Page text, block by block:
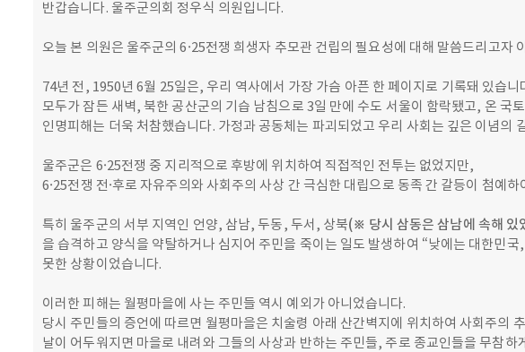
반갑습니다. 울주군의회 정우식 의원입니다.
오늘 본 의원은 울주군의 6·25전쟁 희생자 추모관 건립의 필요성에 대해 말씀드리고자
74년 전, 1950년 6월 25일은, 우리 역사에서 가장 가슴 아픈 한 페이지로 기록돼 있습니
모두가 잠든 새벽, 북한 공산군의 기습 남침으로 3일 만에 수도 서울이 함락됐고, 온 국
인명피해는 더욱 처참했습니다. 가정과 공동체는 파괴되었고 우리 사회는 깊은 이념의
울주군은 6·25전쟁 중 지리적으로 후방에 위치하여 직접적인 전투는 없었지만,
6·25전쟁 전·후로 자유주의와 사회주의 사상 간 극심한 대립으로 동족 간 갈등이 첨예
특히 울주군의 서부 지역인 언양, 삼남, 두동, 두서, 상북(※ 당시 삼동은 삼남에 속해 있
을 습격하고 양식을 약탈하거나 심지어 주민을 죽이는 일도 발생하여 “낮에는 대한민
못한 상황이었습니다.
이러한 피해는 월평마을에 사는 주민들 역시 예외가 아니었습니다.
당시 주민들의 증언에 따르면 월평마을은 치술령 아래 산간벽지에 위치하여 사회주의
날이 어두워지면 마을로 내려와 그들의 사상과 반하는 주민들, 주로 종교인들을 무참하